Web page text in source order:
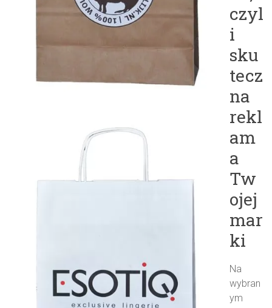
czyl
i
sku
tecz
na
rekl
am
a
Tw
ojej
mar
ki
Na
wybran
ym